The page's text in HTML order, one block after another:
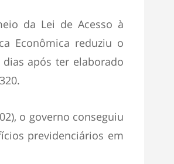
da Lei de Acesso à
Econômica reduziu o
após ter elaborado
o governo conseguiu
previdenciários em